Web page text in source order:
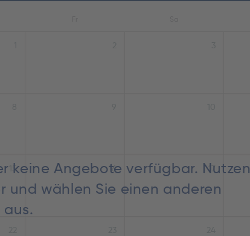
keine Angebote verfügbar. Nutzen
und wählen Sie einen anderen
15 16 17